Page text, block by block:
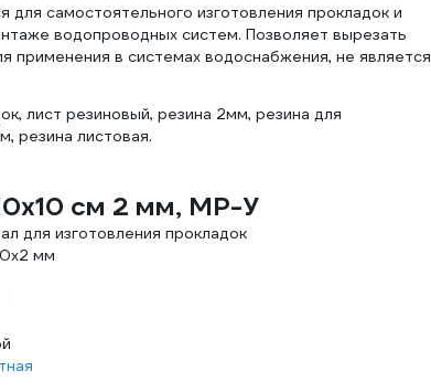
для самостоятельного изготовления прокладок и
водопроводных систем. Позволяет вырезать
применения в системах водоснабжения, не является
лист резиновый, резина 2мм, резина для
резина листовая.
см 2 мм, MP-У
для изготовления прокладок
мм